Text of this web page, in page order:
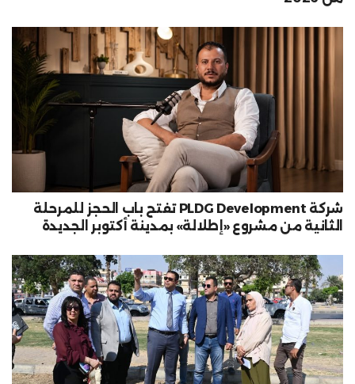
شركة PLDG Development تفتح باب الحجز للمرحلة
الثانية من مشروع «إطلالة» بمدينة أكتوبر الجديدة